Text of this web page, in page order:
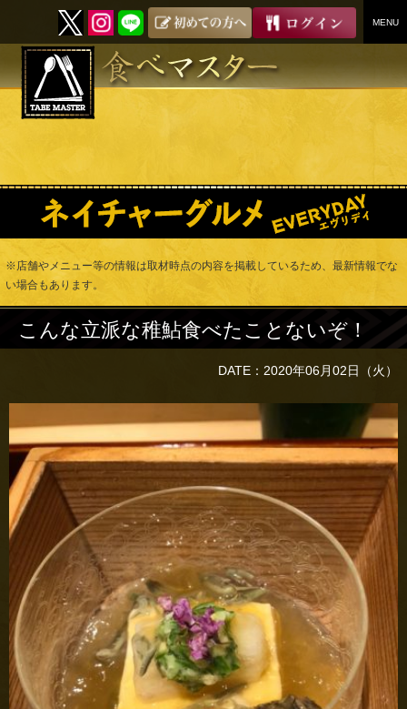
MENU
SKIP
※店舗やメニュー等の情報は取材時点の内容を掲載しているため、最新情報でな
い場合もあります。
こんな立派な稚鮎食べたことないぞ！
DATE：2020年06月02日（火）